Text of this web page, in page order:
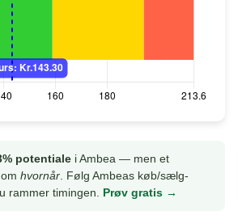
potentiale i Ambea — men et
hvornår. Følg Ambeas køb/sælg-
rammer timingen. Prøv gratis →